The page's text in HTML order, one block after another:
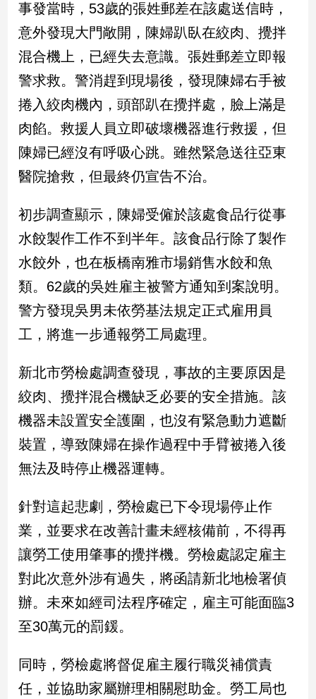
點
民
調
國
會
點
觀
點
兩
岸/
國
際
會/
地
方
新
病
專
區
南
灣
觀
南
台
灣
觀
點
娛
事發當時，53歲的張姓郵差在該處送信時，
意外發現大門敞開，陳婦趴臥在絞肉、攪拌
混合機上，已經失去意識。張姓郵差立即報
警求救。警消趕到現場後，發現陳婦右手被
捲入絞肉機內，頭部趴在攪拌處，臉上滿是
肉餡。救援人員立即破壞機器進行救援，但
陳婦已經沒有呼吸心跳。雖然緊急送往亞東
醫院搶救，但最終仍宣告不治。
初步調查顯示，陳婦受僱於該處食品行從事
水餃製作工作不到半年。該食品行除了製作
水餃外，也在板橋南雅市場銷售水餃和魚
類。62歲的吳姓雇主被警方通知到案說明。
警方發現吳男未依勞基法規定正式雇用員
工，將進一步通報勞工局處理。
新北市勞檢處調查發現，事故的主要原因是
絞肉、攪拌混合機缺乏必要的安全措施。該
機器未設置安全護圍，也沒有緊急動力遮斷
裝置，導致陳婦在操作過程中手臂被捲入後
無法及時停止機器運轉。
針對這起悲劇，勞檢處已下令現場停止作
業，並要求在改善計畫未經核備前，不得再
讓勞工使用肇事的攪拌機。勞檢處認定雇主
對此次意外涉有過失，將函請新北地檢署偵
辦。未來如經司法程序確定，雇主可能面臨3
至30萬元的罰鍰。
同時，勞檢處將督促雇主履行職災補償責
任，並協助家屬辦理相關慰助金。勞工局也